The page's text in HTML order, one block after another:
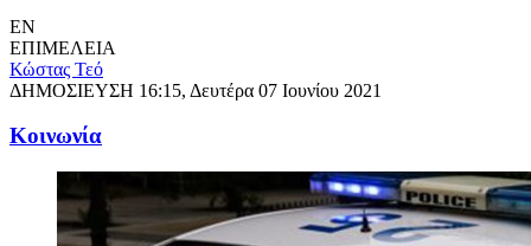
EN
ΕΠΙΜΕΛΕΙΑ
Κώστας Τεό
ΔΗΜΟΣΙΕΥΣΗ 16:15, Δευτέρα 07 Ιουνίου 2021
Κοινωνία